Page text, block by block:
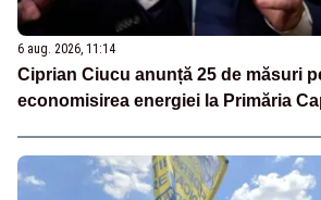
6 aug. 2026, 11:14
Ciprian Ciucu anunță 25 de măsuri
economisirea energiei la Primăria